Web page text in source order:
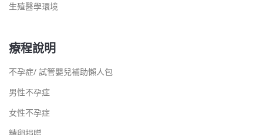
生殖醫學環境
療程說明
不孕症/ 試管嬰兒補助懶人包
男性不孕症
女性不孕症